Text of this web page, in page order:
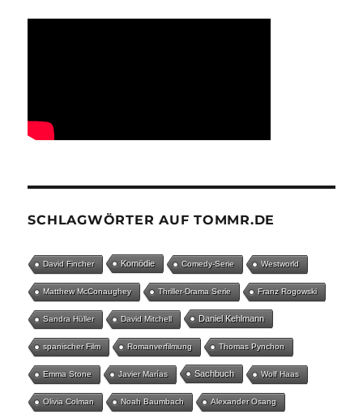
SCHLAGWÖRTER AUF TOMMR.DE
David Fincher Komödie Comedy-Serie Westworld
Matthew McConaughey Thriller-Drama Serie Franz Rogowski
Sandra Hüller David Mitchell Daniel Kehlmann
spanischer Film Romanverfilmung Thomas Pynchon
Emma Stone Javier Marías Sachbuch Wolf Haas
Olivia Colman Noah Baumbach Alexander Osang